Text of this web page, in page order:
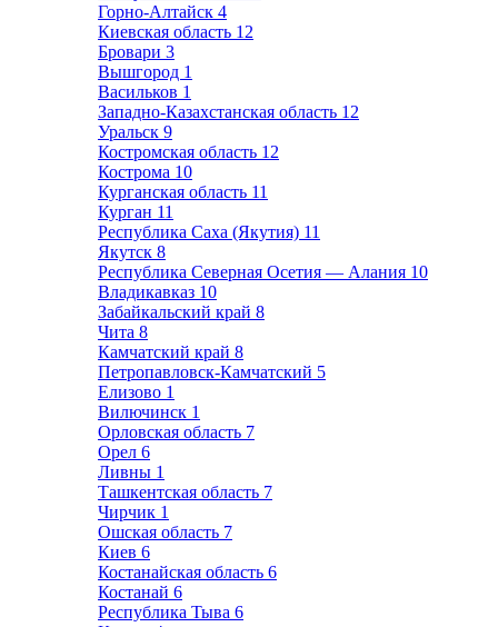
Горно-Алтайск 4
Киевская область 12
Бровари 3
Вышгород 1
Васильков 1
Западно-Казахстанская область 12
Уральск 9
Костромская область 12
Кострома 10
Курганская область 11
Курган 11
Республика Саха (Якутия) 11
Якутск 8
Республика Северная Осетия — Алания 10
Владикавказ 10
Забайкальский край 8
Чита 8
Камчатский край 8
Петропавловск-Камчатский 5
Елизово 1
Вилючинск 1
Орловская область 7
Орел 6
Ливны 1
Ташкентская область 7
Чирчик 1
Ошская область 7
Киев 6
Костанайская область 6
Костанай 6
Республика Тыва 6